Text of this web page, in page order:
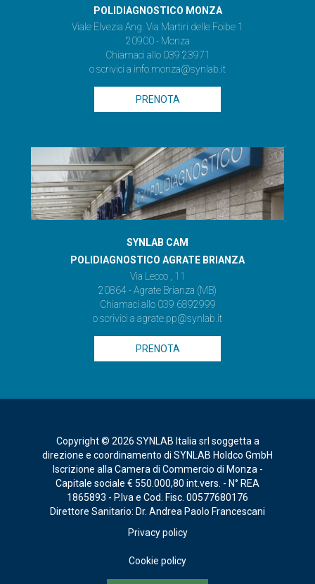
POLIDIAGNOSTICO MONZA
Viale Elvezia Ang. Via Martiri delle Foibe 1
20900 - Monza
Chiamaci allo 039 23971
o scrivici a info.monza@synlab.it
PRENOTA
SYNLAB CAM
POLIDIAGNOSTICO AGRATE BRIANZA
Via Lecco , 11
20864 - Agrate Brianza (MB)
Chiamaci allo 039 6892999
o scrivici a agrate.pp@synlab.it
PRENOTA
Copyright © 2026 SYNLAB Italia srl soggetta a
direzione e coordinamento di SYNLAB Holdco GmbH
Iscrizione alla Camera di Commercio di Monza -
Capitale sociale € 550.000,80 int.vers. - N° REA
1865893 - P.Iva e Cod. Fisc. 00577680176
Direttore Sanitario: Dr. Andrea Paolo Francescani
Privacy policy
Cookie policy